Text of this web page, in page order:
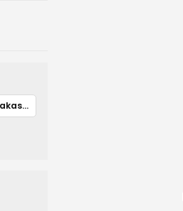
Pernikahan Makassar